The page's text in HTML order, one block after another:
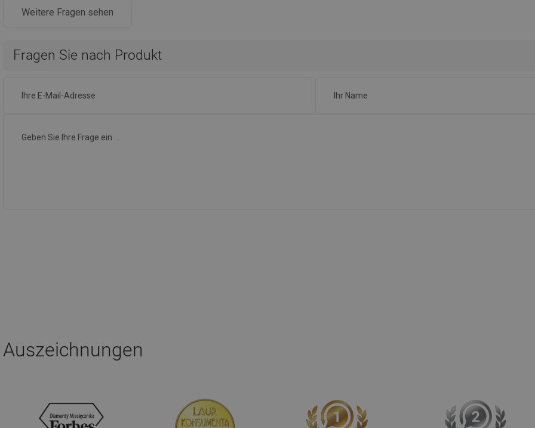
Weitere Fragen sehen
Fragen Sie nach Produkt
Auszeichnungen